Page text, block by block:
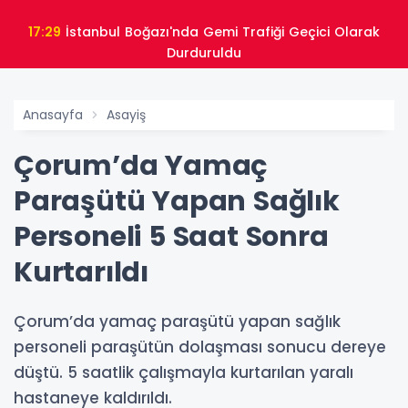
17:29
Durduruldu
Anasayfa Asayiş
Çorum’da Yamaç
Paraşütü Yapan Sağlık
Personeli 5 Saat Sonra
Kurtarıldı
Çorum’da yamaç paraşütü yapan sağlık
personeli paraşütün dolaşması sonucu dereye
düştü. 5 saatlik çalışmayla kurtarılan yaralı
hastaneye kaldırıldı.